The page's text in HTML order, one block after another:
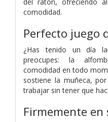
comodidad.
Perfecto juego
¿Has tenido un día
preocupes: la
comodidad en todo
sostiene la muñeca,
trabajar sin tener que
Firmemente en